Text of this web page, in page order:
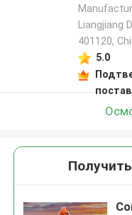
Liangjiang
401120,
5.0